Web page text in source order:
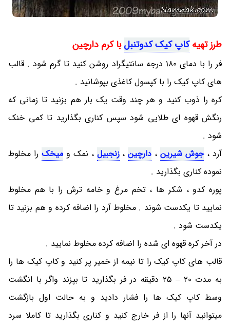
طرز تهیهکاپ کیک کدوتنبلبا کرم دارچین
فر را با دمای 180 درجه سانتیگراد روشن کنید تا گرم شود . قالب
های کاپ کیک را با کپسول کاغذی بپوشانید .
کره را ذوب کنید و هر چند وقت یک بار هم بزنید تا زمانی که
رنگش قهوه ای طلایی شود سپس کناری بگذارید تا کمی خنک
شود .
آرد ،جوش شیرین، دارچین،زنجبیل ، نمک ومیخک را مخلوط
نموده کناری بگذارید .
پوره کدو ، شکر ها ، تخم مرغ و خامه ترش را با هم مخلوط
نمایید تا یکدست شوند . مخلوط آرد را اضافه کرده و هم بزنید تا
یکدست شود .
در آخر کره قهوه ای شده را اضافه کرده مخلوط نمایید .
قالب های کاپ کیک را تا نیمه از خمیر پر کنید و کاپ کیک ها را
به مدت 20 – 25 دقیقه در فر بگذارید تا بپزند واگر با انگشت
وسط کاپ کیک ها را فشار دادید و به حالت اول بازگشت
میتوانید آنها را از فر خارج کنید و کناری بگذارید تا کاملا سرد